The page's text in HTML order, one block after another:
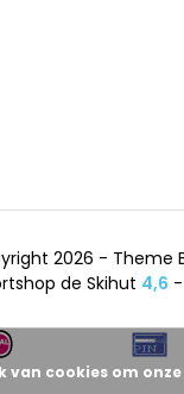
2026 - Theme
de Skihut 4,6
cookies om